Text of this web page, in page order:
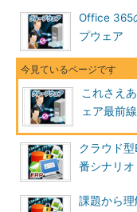
Office 365
プウェア
これさえ
ェア最前線
クラウド
番シナリオ
課題から